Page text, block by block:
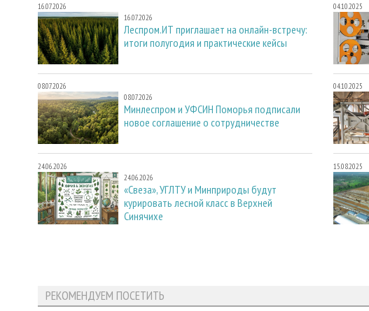
16.07.2026
16.07.2026
Леспром.ИТ приглашает на онлайн-встречу:
итоги полугодия и практические кейсы
08.07.2026
08.07.2026
Минлеспром и УФСИН Поморья подписали
новое соглашение о сотрудничестве
24.06.2026
24.06.2026
«Свеза», УГЛТУ и Минприроды будут
курировать лесной класс в Верхней
Синячихе
04.10.2025
04.10.2025
15.08.2025
РЕКОМЕНДУЕМ ПОСЕТИТЬ